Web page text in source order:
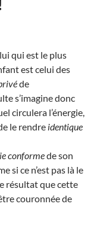
qui est le plus
est celui des
de
s’imagine donc
circulera l’énergie,
le rendre identique
conformede son
si ce n’est pas là le
résultat que cette
couronnée de